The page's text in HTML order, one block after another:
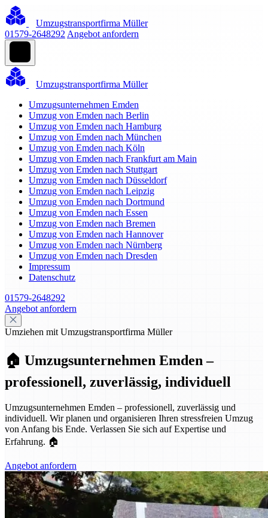
Umzugstransportfirma Müller
01579-2648292 Angebot anfordern
Umzugstransportfirma Müller
Umzugsunternehmen Emden
Umzug von Emden nach Berlin
Umzug von Emden nach Hamburg
Umzug von Emden nach München
Umzug von Emden nach Köln
Umzug von Emden nach Frankfurt am Main
Umzug von Emden nach Stuttgart
Umzug von Emden nach Düsseldorf
Umzug von Emden nach Leipzig
Umzug von Emden nach Dortmund
Umzug von Emden nach Essen
Umzug von Emden nach Bremen
Umzug von Emden nach Hannover
Umzug von Emden nach Nürnberg
Umzug von Emden nach Dresden
Impressum
Datenschutz
01579-2648292
Angebot anfordern
Umziehen mit Umzugstransportfirma Müller
🏠 Umzugsunternehmen Emden –
professionell, zuverlässig, individuell
Umzugsunternehmen Emden – professionell, zuverlässig und
individuell. Wir planen und organisieren Ihren stressfreien Umzug
von Anfang bis Ende. Verlassen Sie sich auf Expertise und
Erfahrung. 🏠
Angebot anfordern